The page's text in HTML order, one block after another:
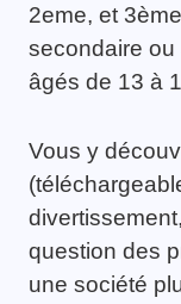
2eme, et
secondaire ou
âgés de 13 à
Vous y
question des
une société